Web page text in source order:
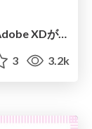
プロジェクトをなめらかに進めるのにAdobe XDが役立ってる話
3 3.2k